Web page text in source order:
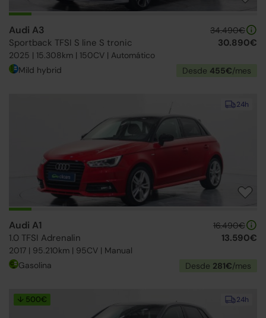
Audi A3
Sportback TFSI S line S tronic
2025 | 15.308km | 150CV | Automático
34.490€
30.890€
Mild hybrid Desde 455€/mes
24h
Audi A1
1.0 TFSI Adrenalin
2017 | 95.210km | 95CV | Manual
16.490€
13.590€
Gasolina Desde 281€/mes
24h
↓ 500€